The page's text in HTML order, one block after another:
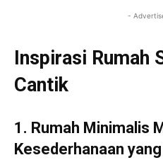
-
Inspirasi Rumah
Cantik
1. Rumah Minimalis
Kesederhanaan